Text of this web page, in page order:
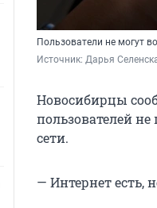
Пользователи не могут
Источник: Дарья
Новосибирцы
пользователей
сети.
— Интернет есть,